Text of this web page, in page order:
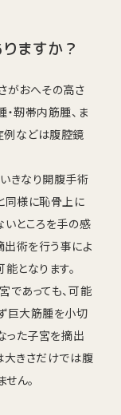
ますか？
がおへその高さ
靭帯内筋腫、ま
例などは腹腔鏡
きなり開腹手術
同様に恥骨上に
いところを手の感
術を行う事によ
となります。
であっても、可能
巨大筋腫を小切
った子宮を摘出
大きさだけでは腹
ん。